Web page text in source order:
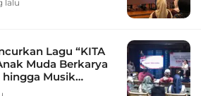
lalu
Lagu “KITA
Muda Berkarya
hingga Musik